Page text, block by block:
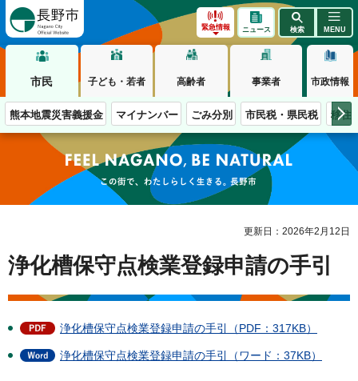
緊急情報 ニュース 検索 MENU
市民 子ども・若者 高齢者 事業者 市政情報
熊本地震災害義援金 マイナンバー ごみ分別 市民税・県民税 移住
この街で、わたしらしく生きる。長野市
更新日：2026年2月12日
浄化槽保守点検業登録申請の手引
浄化槽保守点検業登録申請の手引（PDF：317KB）
浄化槽保守点検業登録申請の手引（ワード：37KB）